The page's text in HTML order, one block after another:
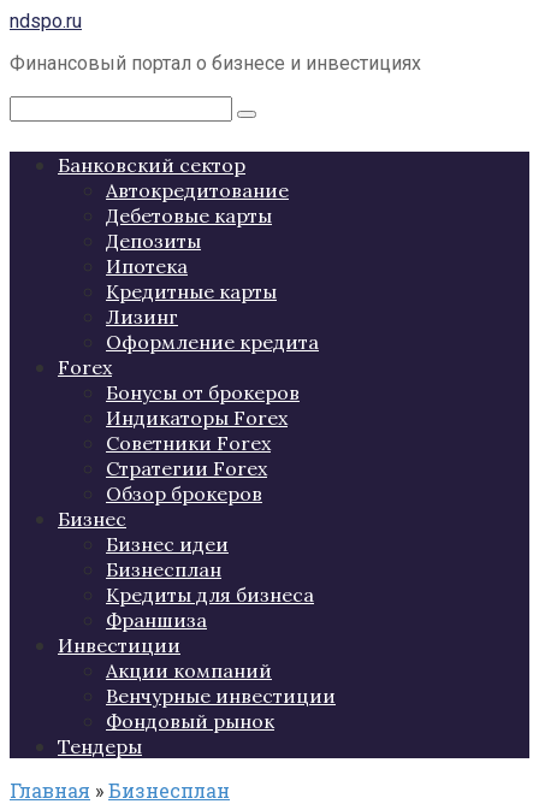
Перейти
контенту
ndspo.ru
Финансовый портал о бизнесе и инвестициях
Поиск:
Банковский сектор
Автокредитование
Дебетовые карты
Депозиты
Ипотека
Кредитные карты
Лизинг
Оформление кредита
Forex
Бонусы от брокеров
Индикаторы Forex
Советники Forex
Стратегии Forex
Обзор брокеров
Бизнес
Бизнес идеи
Бизнесплан
Кредиты для бизнеса
Франшиза
Инвестиции
Акции компаний
Венчурные инвестиции
Фондовый рынок
Тендеры
Главная »Бизнесплан